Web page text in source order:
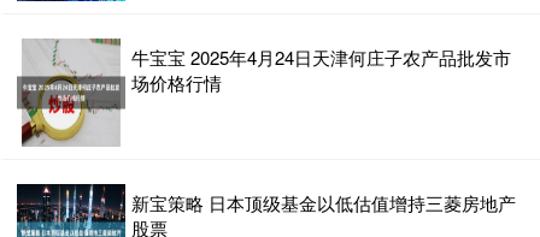
牛宝宝 2025年4月24日天津何庄子农产品批发市
场价格行情
新宝策略 日本顶级基金以低估值增持三菱房地产
股票